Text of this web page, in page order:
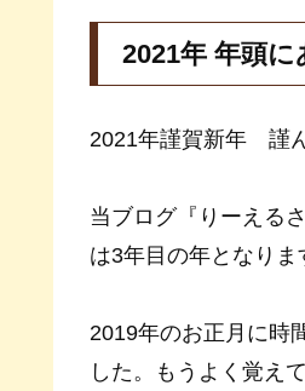
2021年 年頭
2021年謹賀新年 謹
当ブログ『りーえる
は3年目の年となりま
2019年のお正月に時
した。もうよく覚え